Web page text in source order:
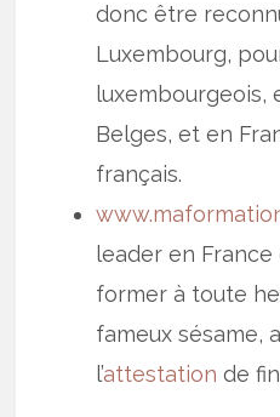
donc être
Luxembourg,
luxembourgeois,
Belges, et en
français.
leader en
former à toute
fameux sésame,
l’attestation de